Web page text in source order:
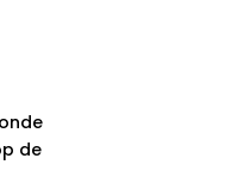
de